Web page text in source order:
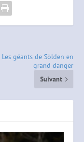
Les géants de Sölden en
grand danger
Suivant